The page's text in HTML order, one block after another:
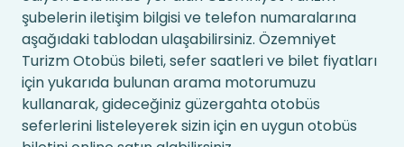
şubelerin iletişim bilgisi ve telefon numaralarına
aşağıdaki tablodan ulaşabilirsiniz. Özemniyet
Turizm Otobüs bileti, sefer saatleri ve bilet fiyatları
için yukarıda bulunan arama motorumuzu
kullanarak, gideceğiniz güzergahta otobüs
seferlerini listeleyerek sizin için en uygun otobüs